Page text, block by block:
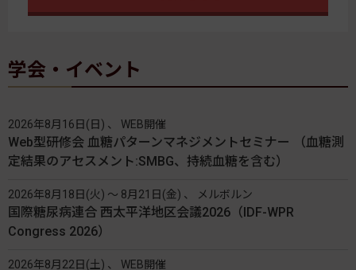
学会・イベント
2026年8月16日(日) 、 WEB開催
Web型研修会 血糖パターンマネジメントセミナー （血糖測
定結果のアセスメント:SMBG、持続血糖を含む）
2026年8月18日(火) 〜 8月21日(金) 、 メルボルン
国際糖尿病連合 西太平洋地区会議2026（IDF-WPR
Congress 2026）
2026年8月22日(土) 、 WEB開催